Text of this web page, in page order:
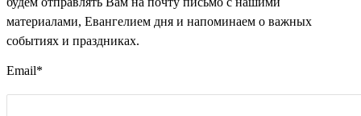
материалами, Евангелием дня и напоминаем о важных
событиях и праздниках.
Email*